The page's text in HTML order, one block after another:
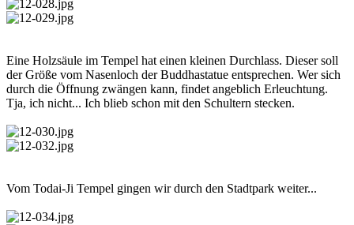
Eine Holzsäule im Tempel hat einen kleinen Durchlass. Dieser soll
der Größe vom Nasenloch der Buddhastatue entsprechen. Wer sich
durch die Öffnung zwängen kann, findet angeblich Erleuchtung.
Tja, ich nicht... Ich blieb schon mit den Schultern stecken.
Vom Todai-Ji Tempel gingen wir durch den Stadtpark weiter...